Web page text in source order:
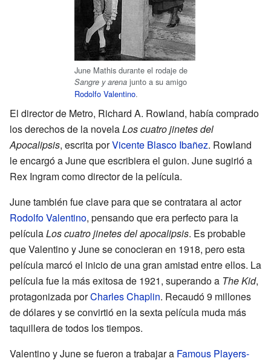
June Mathis durante el rodaje de
Sangre y arena junto a su amigo
Rodolfo Valentino.
El director de Metro, Richard A. Rowland, había comprado
los derechos de la novelaLos cuatro jinetes del
Apocalipsis, escrita porVicente Blasco Ibañez. Rowland
le encargó a June que escribiera el guion. June sugirió a
Rex Ingram como director de la película.
June también fue clave para que se contratara al actor
Rodolfo Valentino, pensando que era perfecto para la
películaLos cuatro jinetes del apocalipsis. Es probable
que Valentino y June se conocieran en 1918, pero esta
película marcó el inicio de una gran amistad entre ellos. La
película fue la más exitosa de 1921, superando a The Kid,
protagonizada porCharles Chaplin. Recaudó 9 millones
de dólares y se convirtió en la sexta película muda más
taquillera de todos los tiempos.
Valentino y June se fueron a trabajar a Famous Players-